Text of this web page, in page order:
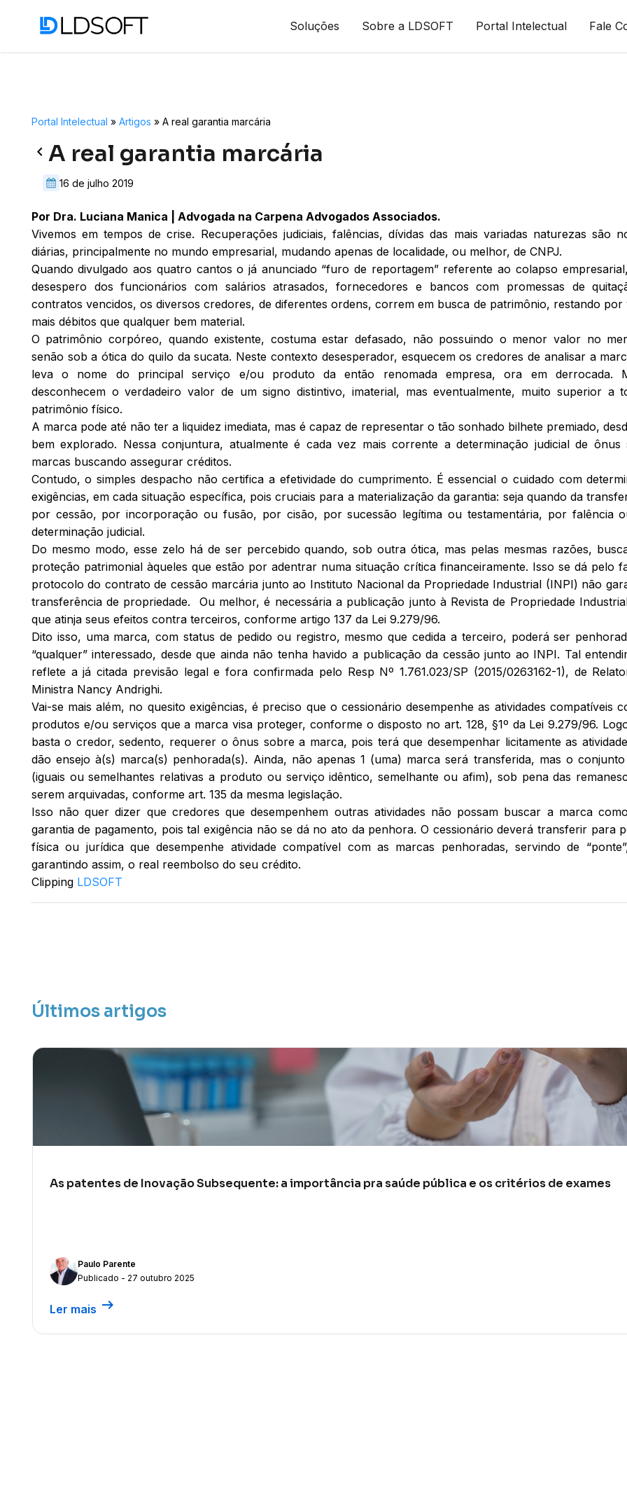
Soluções Sobre a LDSOFT Portal Intelectual Fale
Portal Intelectual » Artigos » A real garantia marcária
keyboard_arrow_left A real garantia marcária
16 de julho 2019
Por Dra. Luciana Manica | Advogada na Carpena Advogados Associados.
Vivemos em tempos de crise. Recuperações judiciais, falências, dívidas das mais variadas naturezas são
diárias, principalmente no mundo empresarial, mudando apenas de localidade, ou melhor, de CNPJ.
Quando divulgado aos quatro cantos o já anunciado “furo de reportagem” referente ao colapso
desespero dos funcionários com salários atrasados, fornecedores e bancos com promessas de
contratos vencidos, os diversos credores, de diferentes ordens, correm em busca de patrimônio, restando por
mais débitos que qualquer bem material.
O patrimônio corpóreo, quando existente, costuma estar defasado, não possuindo o menor valor no
senão sob a ótica do quilo da sucata. Neste contexto desesperador, esquecem os credores de analisar a
leva o nome do principal serviço e/ou produto da então renomada empresa, ora em derrocada.
desconhecem o verdadeiro valor de um signo distintivo, imaterial, mas eventualmente, muito superior a
patrimônio físico.
A marca pode até não ter a liquidez imediata, mas é capaz de representar o tão sonhado bilhete premiado,
bem explorado. Nessa conjuntura, atualmente é cada vez mais corrente a determinação judicial de ônus
marcas buscando assegurar créditos.
Contudo, o simples despacho não certifica a efetividade do cumprimento. É essencial o cuidado com
exigências, em cada situação específica, pois cruciais para a materialização da garantia: seja quando da
por cessão, por incorporação ou fusão, por cisão, por sucessão legítima ou testamentária, por falência
determinação judicial.
Do mesmo modo, esse zelo há de ser percebido quando, sob outra ótica, mas pelas mesmas razões,
proteção patrimonial àqueles que estão por adentrar numa situação crítica financeiramente. Isso se dá pelo
protocolo do contrato de cessão marcária junto ao Instituto Nacional da Propriedade Industrial (INPI) não
transferência de propriedade. Ou melhor, é necessária a publicação junto à Revista de Propriedade
que atinja seus efeitos contra terceiros, conforme artigo 137 da Lei 9.279/96.
Dito isso, uma marca, comstatus de pedido ou registro, mesmo que cedida a terceiro, poderá ser
“qualquer” interessado, desde que ainda não tenha havido a publicação da cessão junto ao INPI. Tal
reflete a já citada previsão legal e fora confirmada pelo Resp Nº 1.761.023/SP (2015/0263162-1), de
Ministra Nancy Andrighi.
Vai-se mais além, no quesito exigências, é preciso que o cessionário desempenhe as atividades compatíveis
produtos e/ou serviços que a marca visa proteger, conforme o disposto no art. 128, §1º da Lei 9.279/96.
basta o credor, sedento, requerer o ônus sobre a marca, pois terá que desempenhar licitamente as
dão ensejo à(s) marca(s) penhorada(s). Ainda, não apenas 1 (uma) marca será transferida, mas o conjunto
(iguais ou semelhantes relativas a produto ou serviço idêntico, semelhante ou afim), sob pena das
serem arquivadas, conforme art. 135 da mesma legislação.
Isso não quer dizer que credores que desempenhem outras atividades não possam buscar a marca
garantia de pagamento, pois tal exigência não se dá no ato da penhora. O cessionário deverá transferir para
física ou jurídica que desempenhe atividade compatível com as marcas penhoradas, servindo de
garantindo assim, o real reembolso do seu crédito.
Clipping LDSOFT
Últimos artigos
As patentes de Inovação Subsequente: a importância pra saúde pública e os critérios de exames
Paulo Parente
Publicado - 27 outubro 2025
Ler mais arrow_right_alt